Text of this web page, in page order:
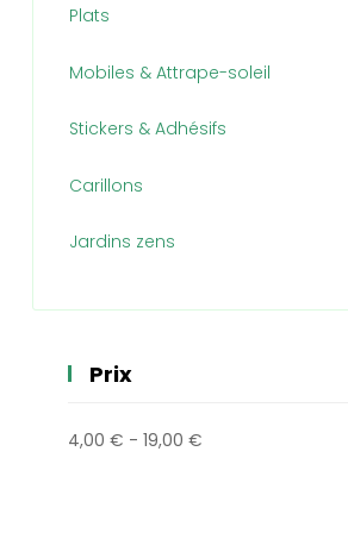
Plats
Mobiles & Attrape-soleil
Stickers & Adhésifs
Carillons
Jardins zens
Prix
4,00 € - 19,00 €